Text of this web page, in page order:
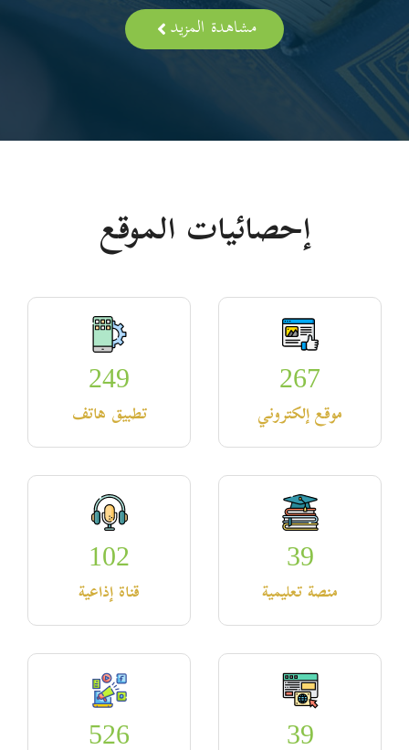
مشاهدة المزيد
إحصائيات الموقع
267
موقع إلكتروني
249
تطبيق هاتف
39
منصة تعليمية
102
قناة إذاعية
39
526